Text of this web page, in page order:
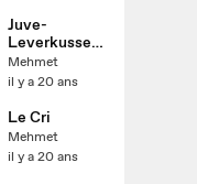
Juve-
Leverkussen-
01-02
Mehmet
il y a 20 ans
Le Cri
Mehmet
il y a 20 ans